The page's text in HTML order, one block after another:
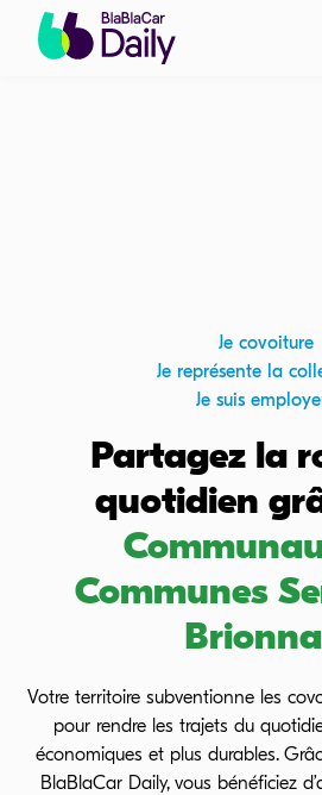
Je covoiture
Je représente la
Je suis
Partagez la
quotidien
Communes
Votre territoire subventionne les
pour rendre les trajets du
économiques et plus durables.
BlaBlaCar Daily, vous bénéficiez